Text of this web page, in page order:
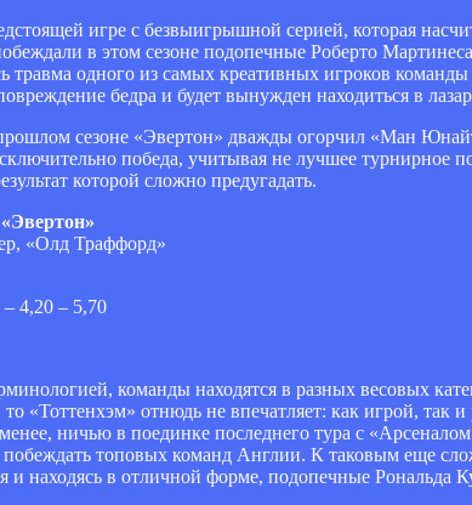
игре с безвыигрышной серией, которая
в этом сезоне подопечные Роберто
травма одного из самых креативных игроков
бедра и будет вынужден находиться в
сезоне «Эвертон» дважды огорчил «Ман
победа, учитывая не лучшее турнирное
которой сложно предугадать.
«Олд Траффорд»
4,20 – 5,70
команды находятся в разных весовых
«Тоттенхэм» отнюдь не впечатляет: как игрой, так
ничью в поединке последнего тура с
побеждать топовых команд Англии. К таковым еще
и находясь в отличной форме, подопечные Рональда